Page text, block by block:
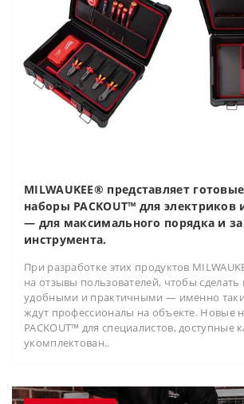
MILWAUKEE® представляет
наборы PACKOUT™ для электриков
— для максимального порядка и
инструмента.
При разработке этих продуктов
на отзывы пользователей, чтобы
удобными и практичными — именно
ждут профессионалы на объекте. Новые
PACKOUT™ для специалистов, доступные
укомплектован..